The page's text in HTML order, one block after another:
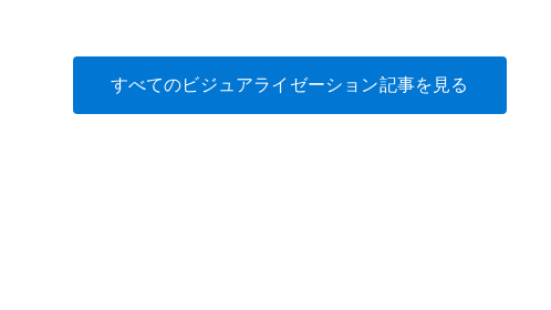
すべてのビジュアライゼーション記事を見る